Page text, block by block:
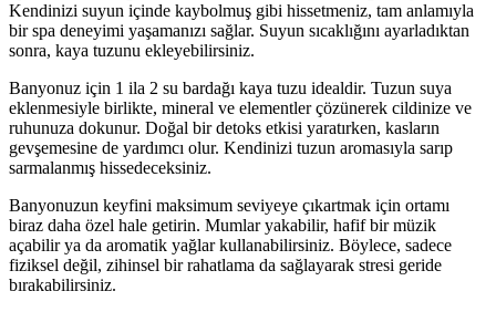
Kendinizi suyun içinde kaybolmuş gibi hissetmeniz, tam anlamıyla
bir spa deneyimi yaşamanızı sağlar. Suyun sıcaklığını ayarladıktan
sonra, kaya tuzunu ekleyebilirsiniz.
Banyonuz için 1 ila 2 su bardağı kaya tuzu idealdir. Tuzun suya
eklenmesiyle birlikte, mineral ve elementler çözünerek cildinize ve
ruhunuza dokunur. Doğal bir detoks etkisi yaratırken, kasların
gevşemesine de yardımcı olur. Kendinizi tuzun aromasıyla sarıp
sarmalanmış hissedeceksiniz.
Banyonuzun keyfini maksimum seviyeye çıkartmak için ortamı
biraz daha özel hale getirin. Mumlar yakabilir, hafif bir müzik
açabilir ya da aromatik yağlar kullanabilirsiniz. Böylece, sadece
fiziksel değil, zihinsel bir rahatlama da sağlayarak stresi geride
bırakabilirsiniz.